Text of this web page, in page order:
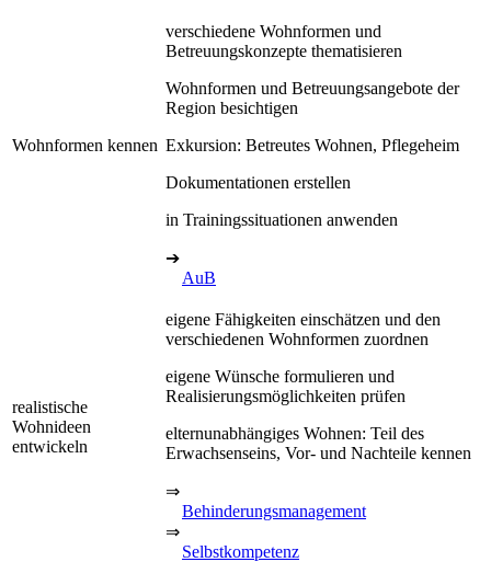
Wohnformen kennen
verschiedene Wohnformen und
Betreuungskonzepte thematisieren
Wohnformen und Betreuungsangebote der
Region besichtigen
Exkursion: Betreutes Wohnen, Pflegeheim
Dokumentationen erstellen
in Trainingssituationen anwenden
➔
AuB
realistische
Wohnideen
entwickeln
eigene Fähigkeiten einschätzen und den
verschiedenen Wohnformen zuordnen
eigene Wünsche formulieren und
Realisierungsmöglichkeiten prüfen
elternunabhängiges Wohnen: Teil des
Erwachsenseins, Vor- und Nachteile kennen
⇒
Behinderungsmanagement
⇒
Selbstkompetenz